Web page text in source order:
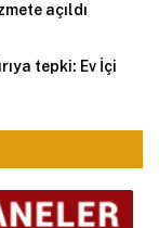
açıldı
tepki: Ev İçi